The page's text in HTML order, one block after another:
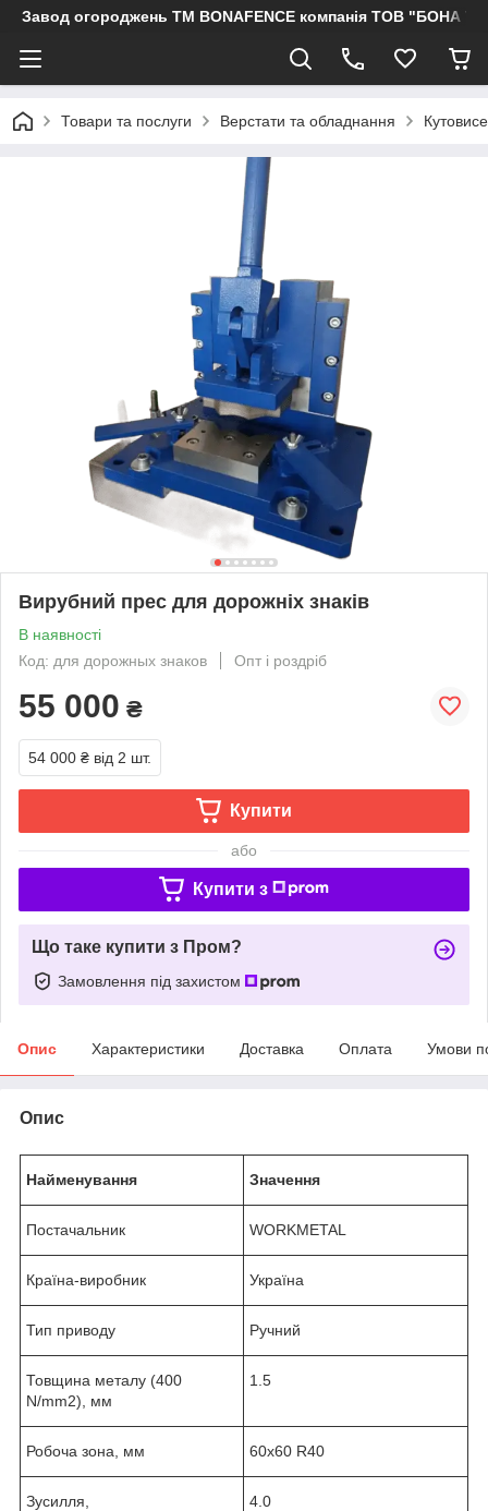
Завод огороджень ТМ BONAFENCE компанія ТОВ "БОНА
Товари та послуги Верстати та обладнання
Вирубний прес для дорожніх знаків
В наявності
Код: для дорожных знаков
Опт і роздріб
55 000 ₴
54 000 ₴ від 2 шт.
Купити
або
Купити з
Що таке купити з Пром?
Замовлення під захистом
Опис Характеристики Доставка Оплата Умови
Опис
Найменування Значення
Постачальник WORKMETAL
Країна-виробник Україна
Тип приводу Ручний
Товщина металу (400
N/mm2), мм
1.5
Робоча зона, мм 60x60 R40
Зусилля, 4.0